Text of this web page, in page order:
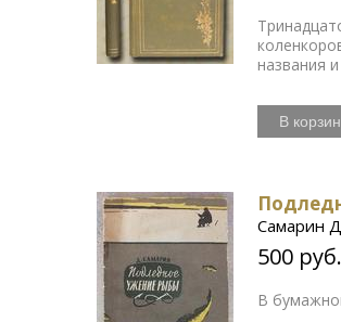
названия
В
Самарин
500 руб.
В